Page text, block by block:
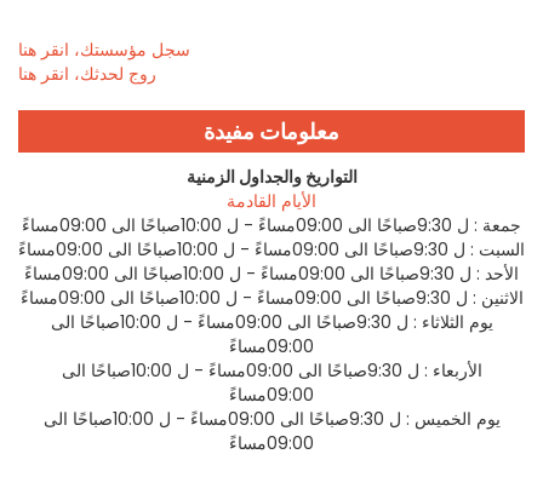
سجل مؤسستك، انقر هنا
روج لحدثك، انقر هنا
معلومات مفيدة
التواريخ والجداول الزمنية
الأيام القادمة
جمعة : ل 9:30صباحًا الى 09:00مساءً - ل 10:00صباحًا الى 09:00مساءً
السبت : ل 9:30صباحًا الى 09:00مساءً - ل 10:00صباحًا الى 09:00مساءً
الأحد : ل 9:30صباحًا الى 09:00مساءً - ل 10:00صباحًا الى 09:00مساءً
الاثنين : ل 9:30صباحًا الى 09:00مساءً - ل 10:00صباحًا الى 09:00مساءً
يوم الثلاثاء :
ل 9:30صباحًا الى 09:00مساءً - ل 10:00صباحًا الى
09:00مساءً
الأربعاء :
ل 9:30صباحًا الى 09:00مساءً - ل 10:00صباحًا الى
09:00مساءً
يوم الخميس :
ل 9:30صباحًا الى 09:00مساءً - ل 10:00صباحًا الى
09:00مساءً